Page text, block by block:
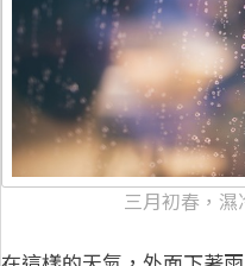
三月初春，